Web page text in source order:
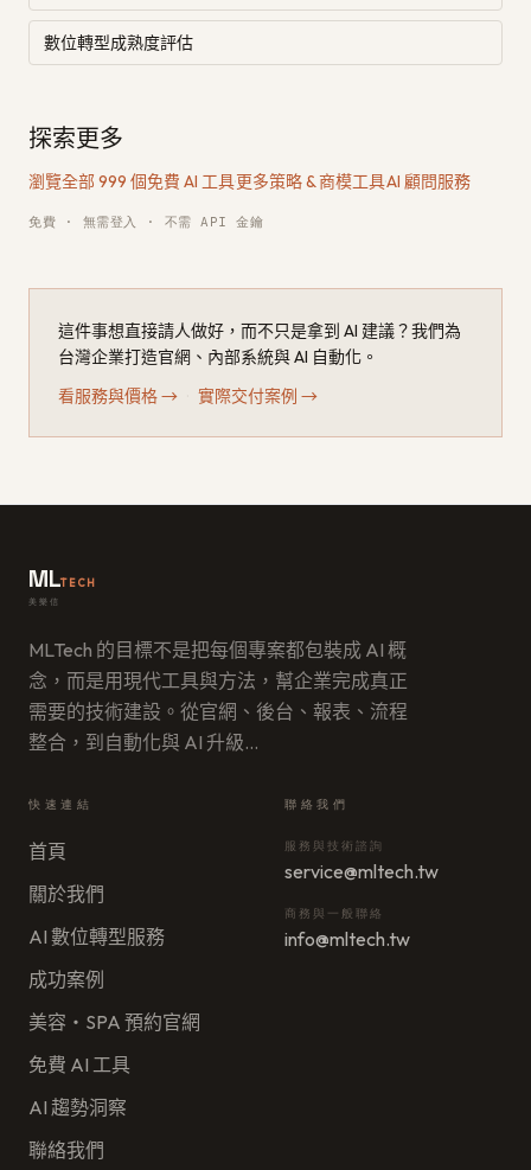
數位轉型成熟度評估
探索更多
瀏覽全部 999 個免費 AI 工具·更多策略 & 商模工具·AI 顧問服務
免費 · 無需登入 · 不需 API 金鑰
這件事想直接請人做好，而不只是拿到 AI 建議？我們為
台灣企業打造官網、內部系統與 AI 自動化。
看服務與價格→ 實際交付案例 →
MLTECH
美樂信
MLTech 的目標不是把每個專案都包裝成 AI 概
念，而是用現代工具與方法，幫企業完成真正
需要的技術建設。從官網、後台、報表、流程
整合，到自動化與 AI 升級…
快速連結
首頁
關於我們
AI 數位轉型服務
成功案例
美容・SPA 預約官網
免費 AI 工具
AI 趨勢洞察
聯絡我們
聯絡我們
服務與技術諮詢
service@mltech.tw
商務與一般聯絡
info@mltech.tw